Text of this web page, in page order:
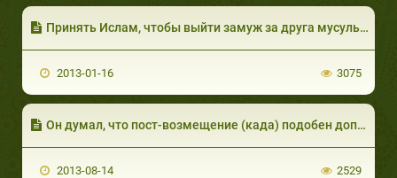
Принять Ислам, чтобы выйти замуж за друга мусульманина
2013-01-16 3075
Он думал, что пост-возмещение (када) подобен дополнительному посту, и что его можно прерывать
2013-08-14 2529